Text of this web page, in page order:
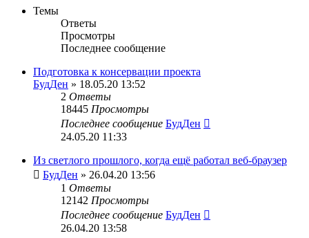
Темы
Ответы
Просмотры
Последнее сообщение
Подготовка к консервации проекта
БудДен » 18.05.20 13:52
2 Ответы
18445 Просмотры
Последнее сообщение БудДен
24.05.20 11:33
Из светлого прошлого, когда ещё работал веб-браузер
БудДен » 26.04.20 13:56
1 Ответы
12142 Просмотры
Последнее сообщение БудДен
26.04.20 13:58